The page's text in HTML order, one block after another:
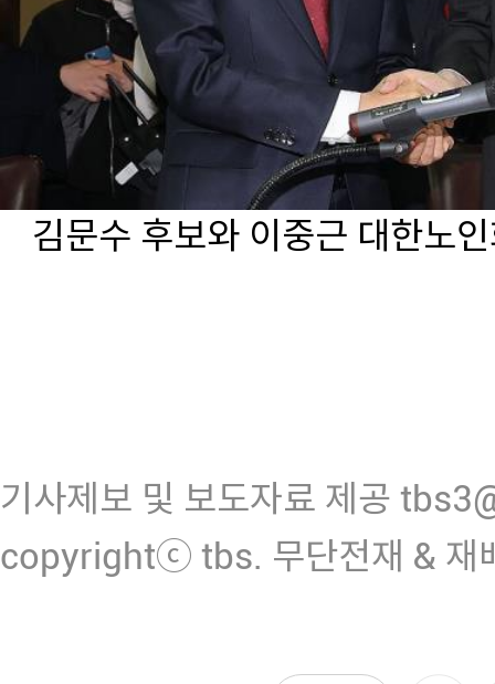
김문수 후보와 이중근 대한노
기사제보 및 보도자료 제공
copyrightⓒ tbs. 무단전재 & 재